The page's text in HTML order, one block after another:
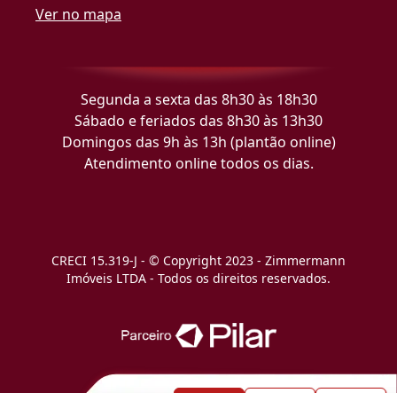
Ver no mapa
Segunda a sexta das 8h30 às 18h30
Sábado e feriados das 8h30 às 13h30
Domingos das 9h às 13h (plantão online)
Atendimento online todos os dias.
CRECI 15.319-J - © Copyright 2023 - Zimmermann
Imóveis LTDA - Todos os direitos reservados.